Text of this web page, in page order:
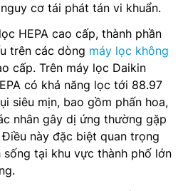
cơ tái phát tán vi khuẩn.
HEPA cao cấp, thành phần
trên các dòng máy lọc không
cấp. Trên máy lọc Daikin
có khả năng lọc tới 88.97
siêu mịn, bao gồm phấn hoa,
nhân gây dị ứng thường gặp
này đặc biệt quan trọng
tại khu vực thành phố lớn